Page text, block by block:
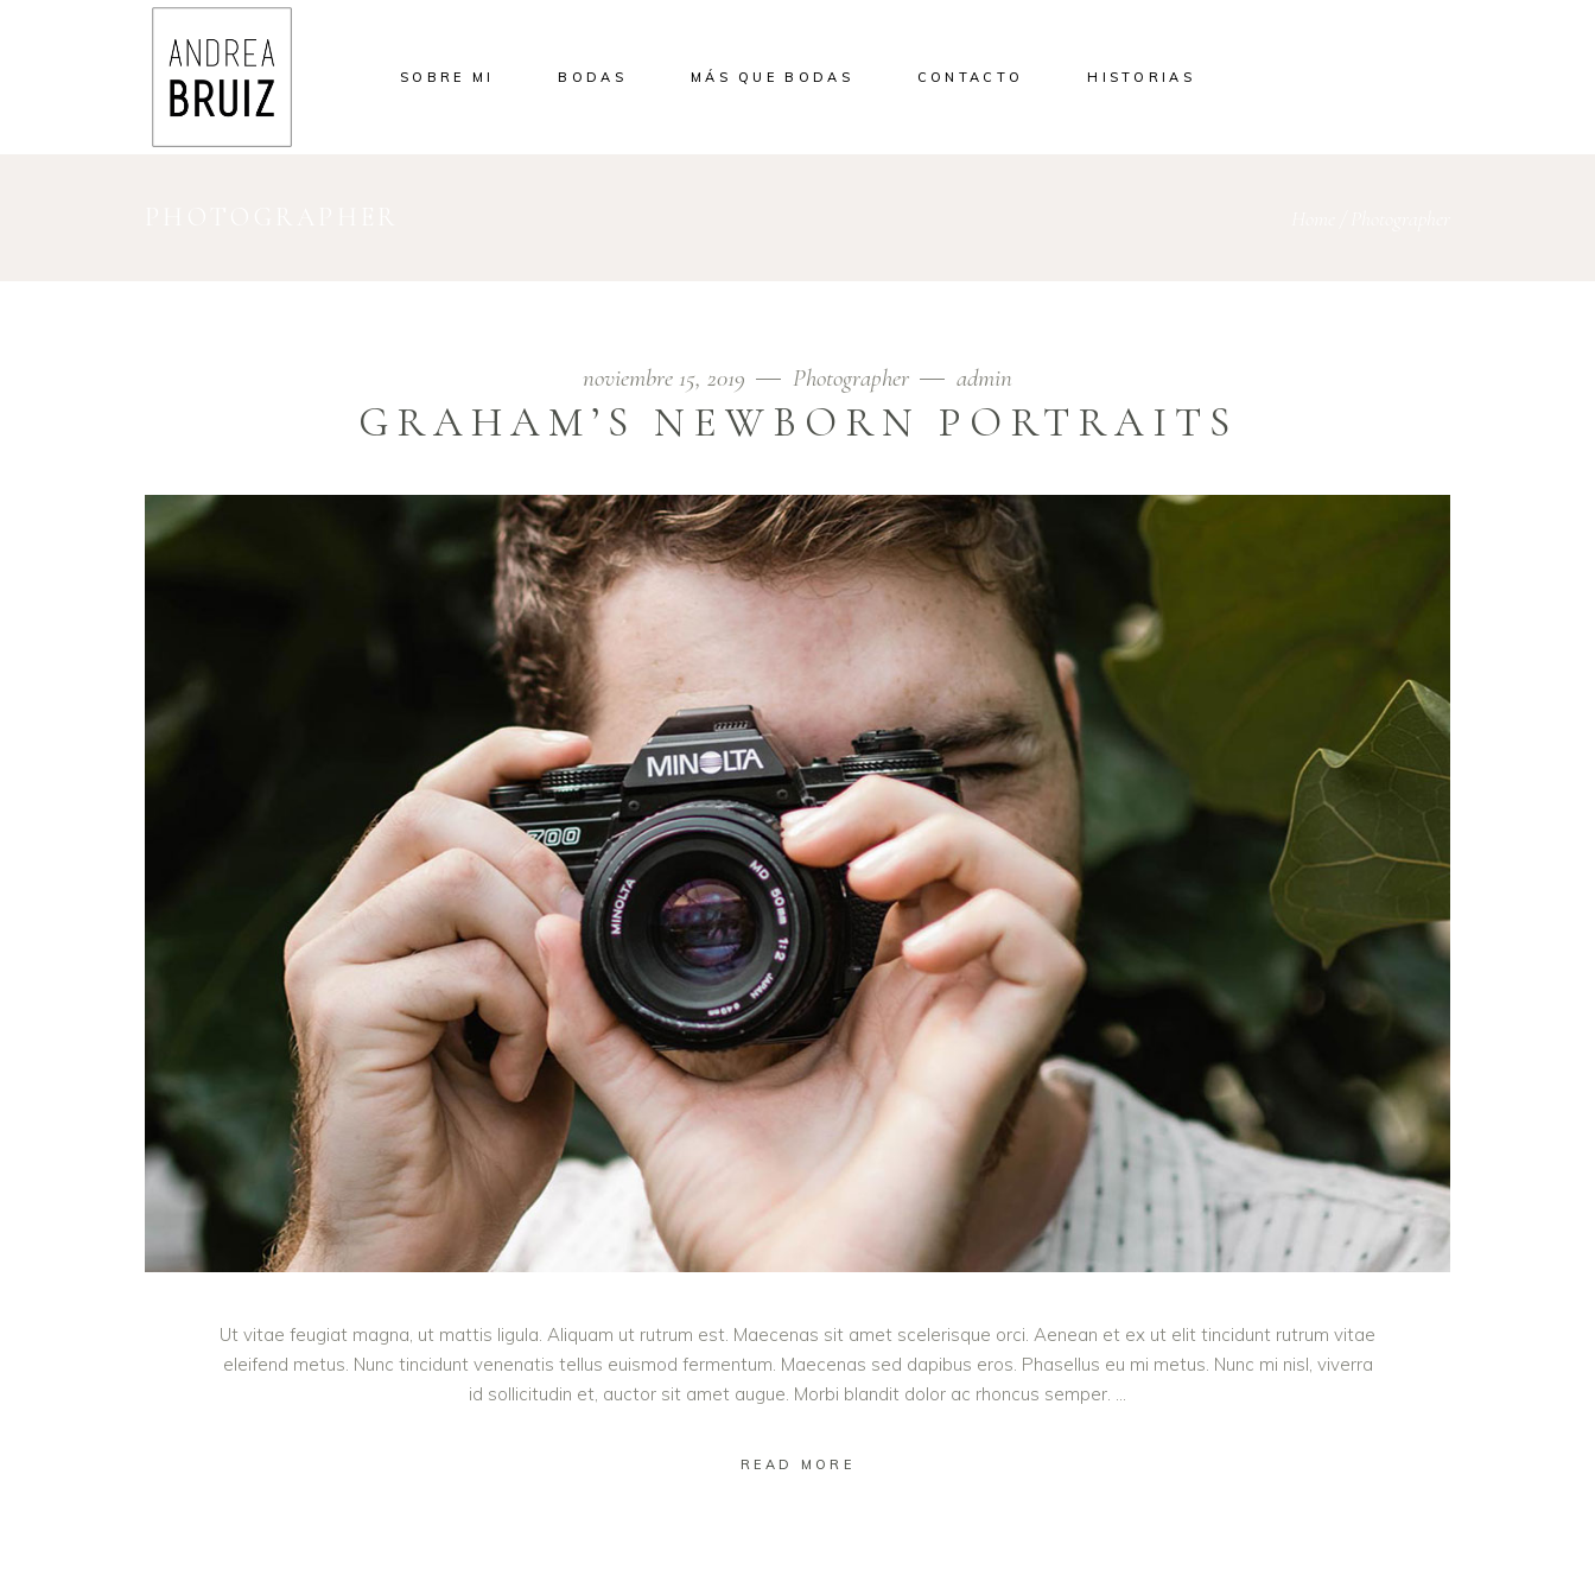
SOBRE MI BODAS MÁS QUE BODAS CONTACTO HISTORIAS
noviembre 15, 2019 Photographer admin
GRAHAM’S NEWBORN PORTRAITS
Ut vitae feugiat magna, ut mattis ligula. Aliquam ut rutrum est. Maecenas sit amet scelerisque orci. Aenean et ex ut elit tincidunt rutrum vitae
eleifend metus. Nunc tincidunt venenatis tellus euismod fermentum. Maecenas sed dapibus eros. Phasellus eu mi metus. Nunc mi nisl, viverra
id sollicitudin et, auctor sit amet augue. Morbi blandit dolor ac rhoncus semper.
READ MORE